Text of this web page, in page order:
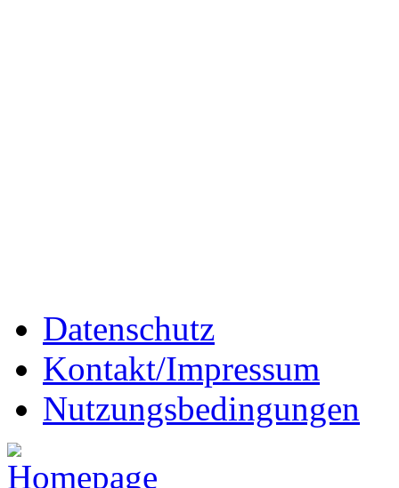
Datenschutz
Kontakt/Impressum
Nutzungsbedingungen